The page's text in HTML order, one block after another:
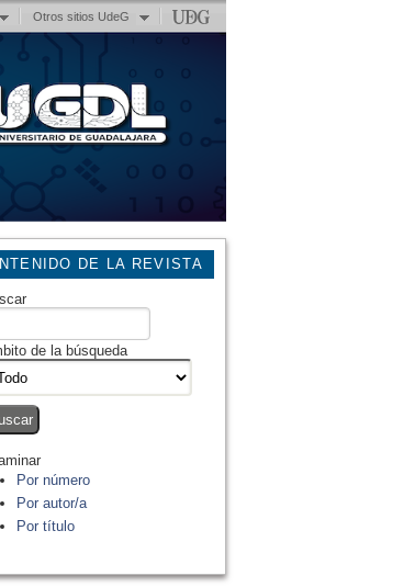
Otros sitios UdeG
DE LA REVISTA
de la búsqueda
Por número
Por autor/a
Por título